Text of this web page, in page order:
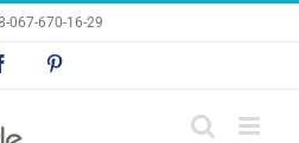
067-670-16-29
Facebook